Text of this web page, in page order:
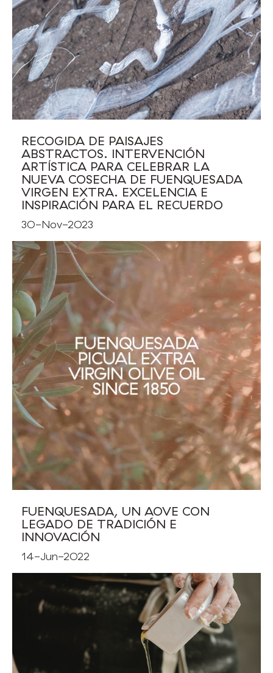
RECOGIDA DE PAISAJES
ABSTRACTOS. INTERVENCIÓN
ARTÍSTICA PARA CELEBRAR LA
NUEVA COSECHA DE FUENQUESADA
VIRGEN EXTRA. EXCELENCIA E
INSPIRACIÓN PARA EL RECUERDO
30-Nov-2023
FUENQUESADA, UN AOVE CON
LEGADO DE TRADICIÓN E
INNOVACIÓN
14-Jun-2022